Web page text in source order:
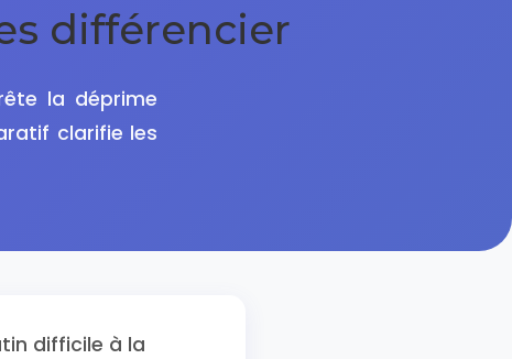
différencier
la déprime
clarifie les
difficile à la